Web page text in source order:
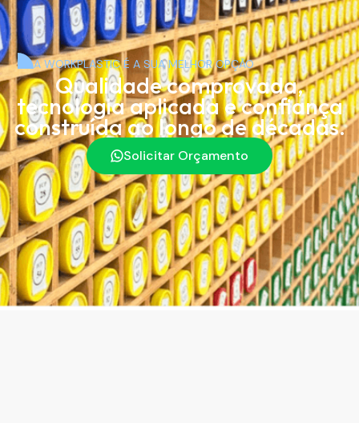
A WORKPLASTIC É A SUA MELHOR OPÇÃO
Qualidade comprovada,
tecnologia aplicada e confiança
construída ao longo de décadas.
Solicitar Orçamento